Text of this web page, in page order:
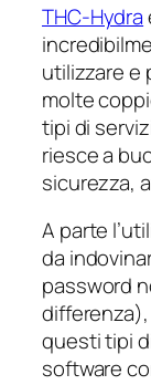
THC-Hydra
utilizzare e
molte
tipi di
riesce a
sicurezza,
A parte
da
password
questi tipi
software